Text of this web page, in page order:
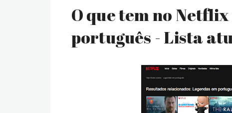
O que tem no
português - Lista